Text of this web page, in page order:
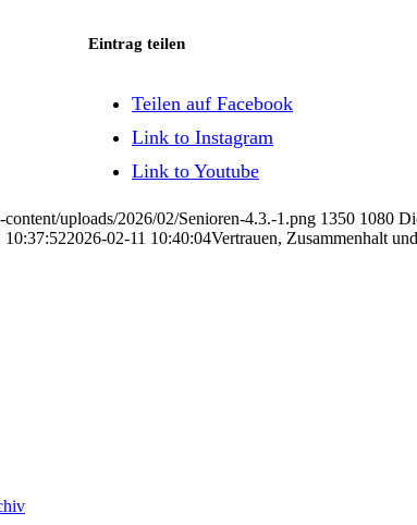
Eintrag teilen
Teilen auf Facebook
Link to Instagram
Link to Youtube
uploads/2026/02/Senioren-4.3.-1.png 1350 1080
10:37:522026-02-11 10:40:04Vertrauen, Zusammenhalt